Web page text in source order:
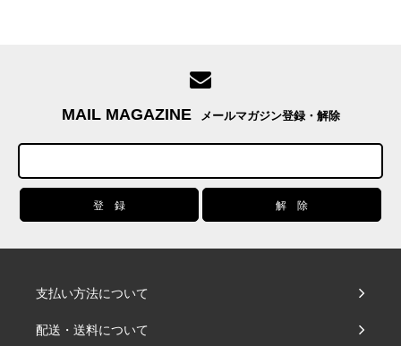
MAIL MAGAZINE メールマガジン登録・解除
支払い方法について
配送・送料について